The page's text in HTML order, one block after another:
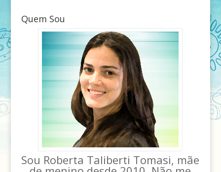
Quem Sou
Sou Roberta Taliberti Tomasi, mãe